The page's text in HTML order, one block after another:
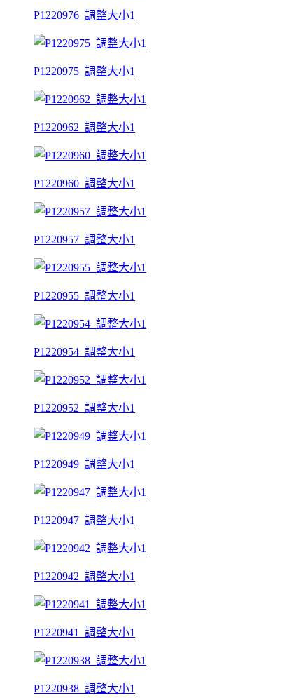
P1220976_調整大小1
P1220975_調整大小1
P1220962_調整大小1
P1220960_調整大小1
P1220957_調整大小1
P1220955_調整大小1
P1220954_調整大小1
P1220952_調整大小1
P1220949_調整大小1
P1220947_調整大小1
P1220942_調整大小1
P1220941_調整大小1
P1220938_調整大小1